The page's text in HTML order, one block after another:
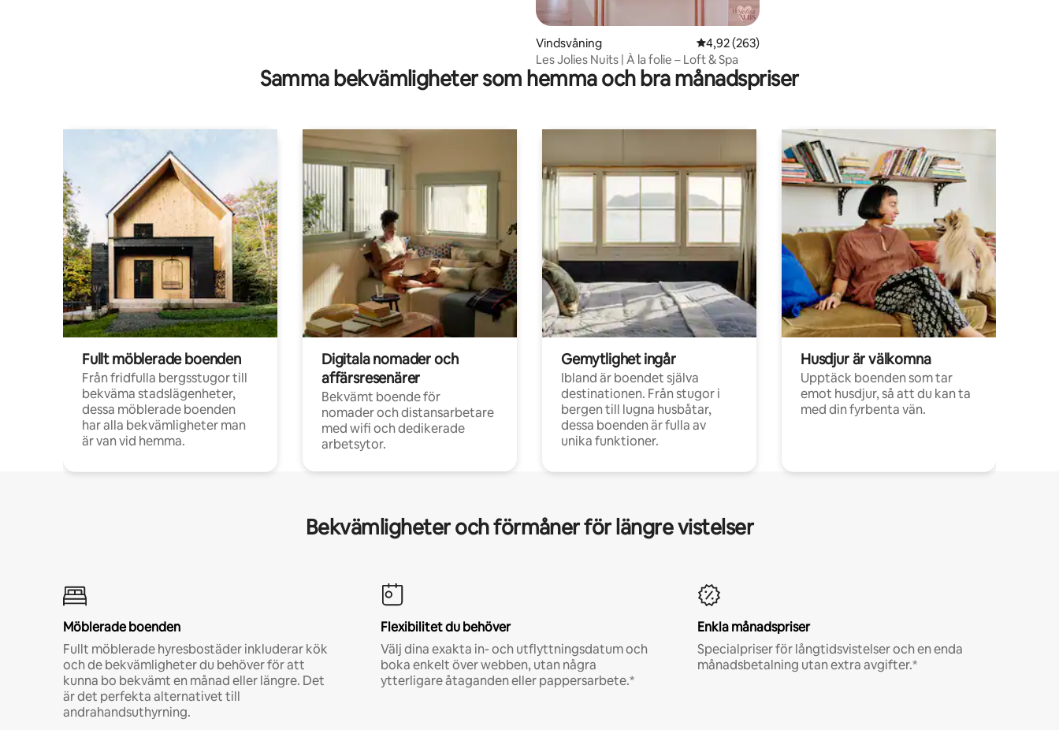
Vindsvåning 4,92 av 5 i genomsnittligt betyg, 263 omdömen
4,92 (263)
Les Jolies Nuits | À la folie – Loft & Spa
Samma bekvämligheter som hemma och bra månadspriser
Fullt möblerade boenden
Från fridfulla bergsstugor till
bekväma stadslägenheter,
dessa möblerade boenden
har alla bekvämligheter man
är van vid hemma.
Digitala nomader och
affärsresenärer
Bekvämt boende för
nomader och distansarbetare
med wifi och dedikerade
arbetsytor.
Gemytlighet ingår
Ibland är boendet själva
destinationen. Från stugor i
bergen till lugna husbåtar,
dessa boenden är fulla av
unika funktioner.
Husdjur är välkomna
Upptäck boenden som tar
emot husdjur, så att du kan ta
med din fyrbenta vän.
Bekvämligheter och förmåner för längre vistelser
Möblerade boenden
Fullt möblerade hyresbostäder inkluderar kök
och de bekvämligheter du behöver för att
kunna bo bekvämt en månad eller längre. Det
är det perfekta alternativet till
andrahandsuthyrning.
Flexibilitet du behöver
Välj dina exakta in- och utflyttningsdatum och
boka enkelt över webben, utan några
ytterligare åtaganden eller pappersarbete.*
Enkla månadspriser
Specialpriser för långtidsvistelser och en enda
månadsbetalning utan extra avgifter.*